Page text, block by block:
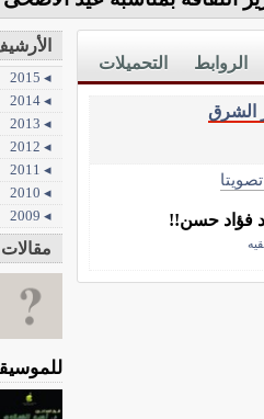
التحميلات الروابط
الشرق
تصويتا
فؤاد حسن!!
◂ 2015
◂ 2014
◂ 2013
◂ 2012
◂ 2011
◂ 2010
◂ 2009